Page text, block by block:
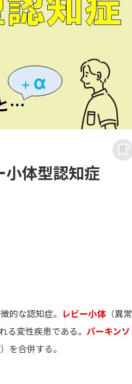
体型認知症
的な認知症。 レビー小体（異常
る変性疾患である。 パーキンソ
を合併する。